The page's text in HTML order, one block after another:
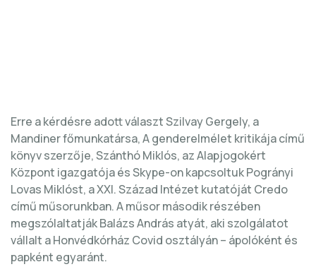
Erre a kérdésre adott választ Szilvay Gergely, a
Mandiner főmunkatársa, A genderelmélet kritikája című
könyv szerzője, Szánthó Miklós, az Alapjogokért
Központ igazgatója és Skype-on kapcsoltuk Pogrányi
Lovas Miklóst, a XXI. Század Intézet kutatóját Credo
című műsorunkban. A műsor második részében
megszólaltatják Balázs András atyát, aki szolgálatot
vállalt a Honvédkórház Covid osztályán – ápolóként és
papként egyaránt.